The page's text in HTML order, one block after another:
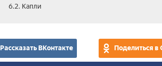
6.2. Капли
Рассказать ВКонтакте Поделиться в